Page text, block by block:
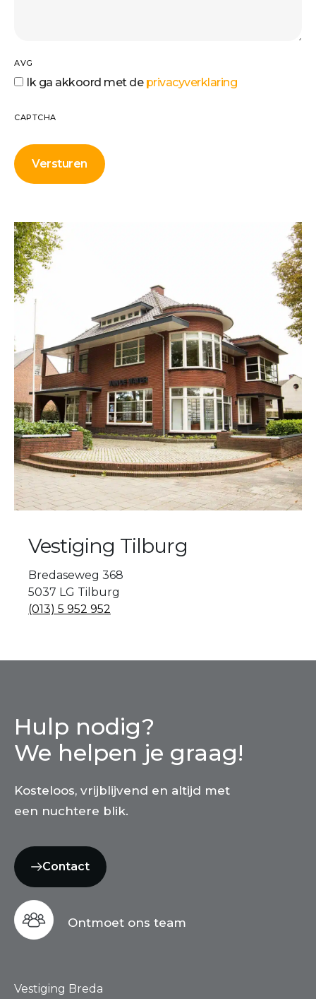
AVG
Ik ga akkoord met de privacyverklaring
CAPTCHA
Vestiging Tilburg
Bredaseweg 368
5037 LG Tilburg
(013) 5 952 952
Hulp nodig?
We helpen je graag!
Kosteloos, vrijblijvend en altijd met
een nuchtere blik.
Contact
Ontmoet ons team
Vestiging Breda